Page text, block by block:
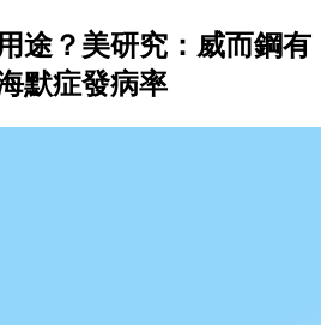
途？美研究：威而鋼有
默症發病率